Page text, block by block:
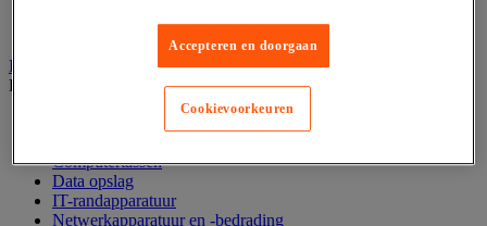
Valsgelddetectie en geldtelmachine
IT en multimedia
Bekijk de hele productgroep
Computertassen
Data opslag
IT-randapparatuur
Netwerkapparatuur en -bedrading
Accepteren en doorgaan
Cookievoorkeuren